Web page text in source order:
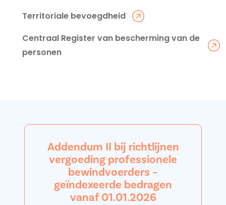
Territoriale bevoegdheid
Centraal Register van bescherming van de
personen
Addendum II bij richtlijnen
vergoeding professionele
bewindvoerders –
geïndexeerde bedragen
vanaf 01.01.2026